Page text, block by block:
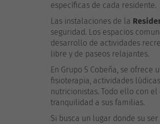
específicas de cada residente.
Las instalaciones de la
seguridad. Los espacios
desarrollo de actividades
libre y de paseos relajantes.
En Grupo 5 Cobeña, se
fisioterapia, actividades
nutricionistas. Todo ello con
tranquilidad a sus familias.
Si busca un lugar donde su